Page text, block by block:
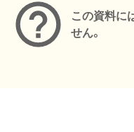
この資料に
せん。